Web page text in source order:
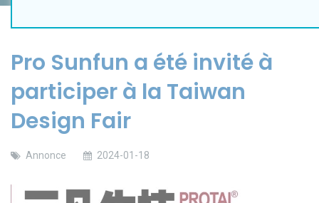
Pro Sunfun a été invité à
participer à la Taiwan
Design Fair
Annonce 2024-01-18